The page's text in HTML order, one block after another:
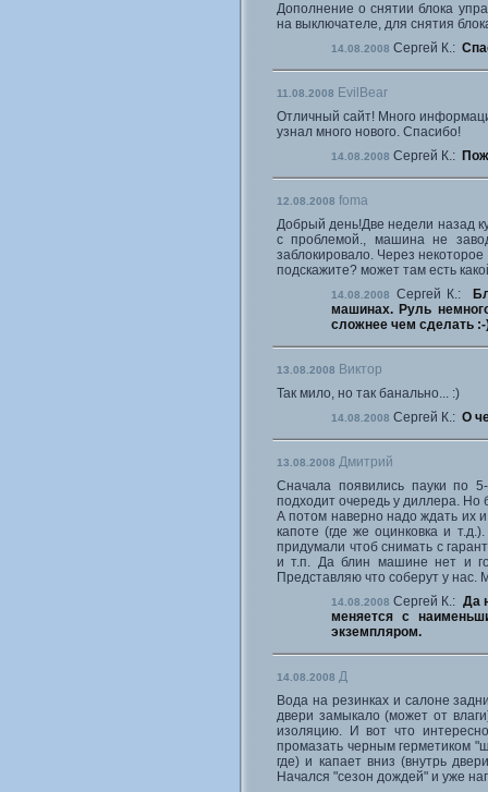
Дополнение о снятии блока
на выключателе, для снятия
14.08.2008 Сергей К.:
11.08.2008 EvilBear
Отличный сайт! Много
узнал много нового. Спасибо!
14.08.2008 Сергей К.:
12.08.2008 foma
Добрый день!Две недели назад
с проблемой., машина не
заблокировало. Через
подскажите? может там есть
14.08.2008 Сергей К.:
машинах. Руль
сложнее чем сделать :-
13.08.2008 Виктор
Так мило, но так банально... :)
14.08.2008 Сергей К.: О
13.08.2008 Дмитрий
Сначала появились пауки по
подходит очередь у диллера. Но
А потом наверно надо ждать их
капоте (где же оцинковка и
придумали чтоб снимать с
и т.п. Да блин машине нет и
Представляю что соберут у
14.08.2008 Сергей К.: Да
меняется с
экземпляром.
14.08.2008 Д
Вода на резинках и салоне
двери замыкало (может от
изоляцию. И вот что
промазать черным герметиком
где) и капает вниз (внутрь
Начался "сезон дождей" и уже